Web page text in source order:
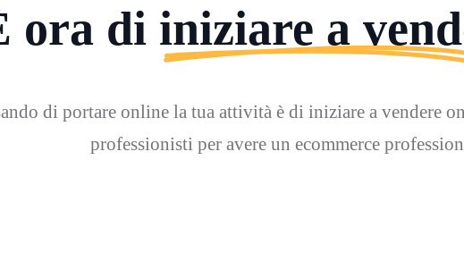
ora di iniziare a
di portare online la tua attività è di iniziare a vendere
professionisti per avere un ecommerce